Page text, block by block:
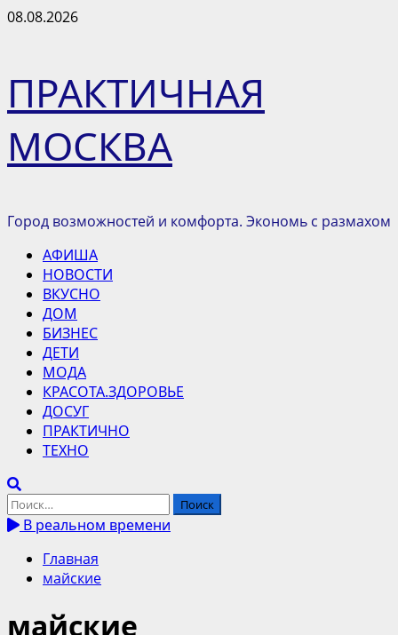
Перейти
08.08.2026
ПРАКТИЧНАЯ
МОСКВА
Город возможностей и комфорта. Экономь с размахом
Основное
меню
АФИША
НОВОСТИ
ВКУСНО
ДОМ
БИЗНЕС
ДЕТИ
МОДА
КРАСОТА.ЗДОРОВЬЕ
ДОСУГ
ПРАКТИЧНО
ТЕХНО
Найти:
В реальном времени
Главная
майские
майские